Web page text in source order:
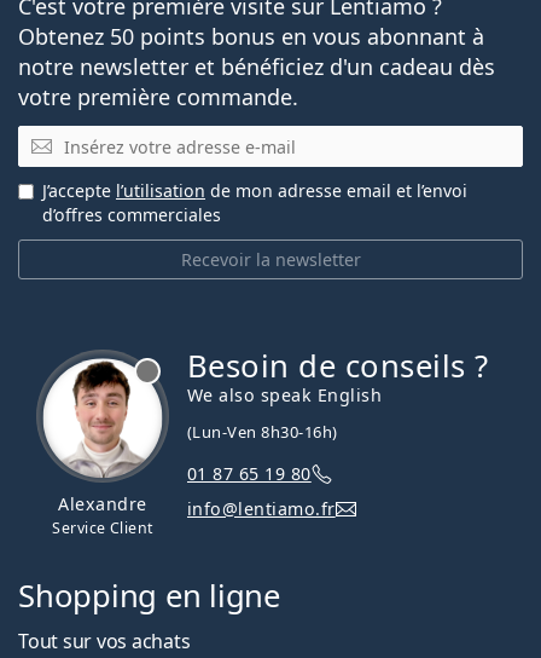
C'est votre première visite sur Lentiamo ?
Obtenez 50 points bonus en vous abonnant à
notre newsletter et bénéficiez d'un cadeau dès
votre première commande.
E-mail
Recevoir la newsletter
J’accepte l’utilisation de mon adresse email et l’envoi
d’offres commerciales
Alexandre
Service Client
Besoin de conseils ?
We also speak English
(Lun-Ven 8h30-16h)
01 87 65 19 80
info@lentiamo.fr
Shopping en ligne
Tout sur vos achats